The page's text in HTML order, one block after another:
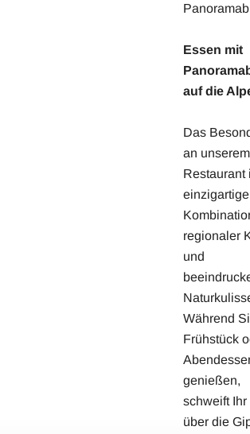
Essen mit
auf die
Das
an unserem
Restaurant
einzigartige
regionaler
und
Während
Frühstück
genießen,
schweift
über die